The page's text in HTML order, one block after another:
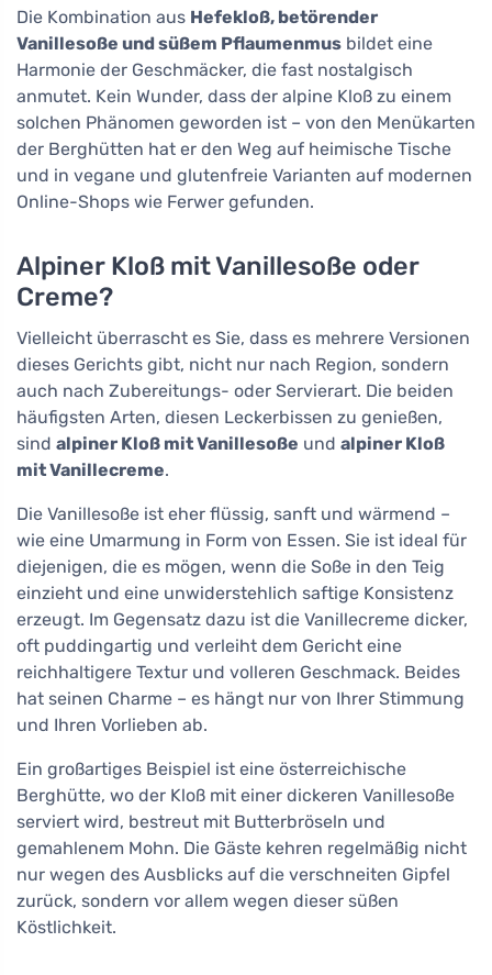
Die Kombination aus Hefekloß, betörender
Vanillesoße und süßem Pflaumenmus bildet eine
Harmonie der Geschmäcker, die fast nostalgisch
anmutet. Kein Wunder, dass der alpine Kloß zu einem
solchen Phänomen geworden ist – von den Menükarten
der Berghütten hat er den Weg auf heimische Tische
und in vegane und glutenfreie Varianten auf modernen
Online-Shops wie Ferwer gefunden.
Alpiner Kloß mit Vanillesoße oder
Creme?
Vielleicht überrascht es Sie, dass es mehrere Versionen
dieses Gerichts gibt, nicht nur nach Region, sondern
auch nach Zubereitungs- oder Servierart. Die beiden
häufigsten Arten, diesen Leckerbissen zu genießen,
sind alpiner Kloß mit Vanillesoße und alpiner Kloß
mit Vanillecreme.
Die Vanillesoße ist eher flüssig, sanft und wärmend –
wie eine Umarmung in Form von Essen. Sie ist ideal für
diejenigen, die es mögen, wenn die Soße in den Teig
einzieht und eine unwiderstehlich saftige Konsistenz
erzeugt. Im Gegensatz dazu ist die Vanillecreme dicker,
oft puddingartig und verleiht dem Gericht eine
reichhaltigere Textur und volleren Geschmack. Beides
hat seinen Charme – es hängt nur von Ihrer Stimmung
und Ihren Vorlieben ab.
Ein großartiges Beispiel ist eine österreichische
Berghütte, wo der Kloß mit einer dickeren Vanillesoße
serviert wird, bestreut mit Butterbröseln und
gemahlenem Mohn. Die Gäste kehren regelmäßig nicht
nur wegen des Ausblicks auf die verschneiten Gipfel
zurück, sondern vor allem wegen dieser süßen
Köstlichkeit.